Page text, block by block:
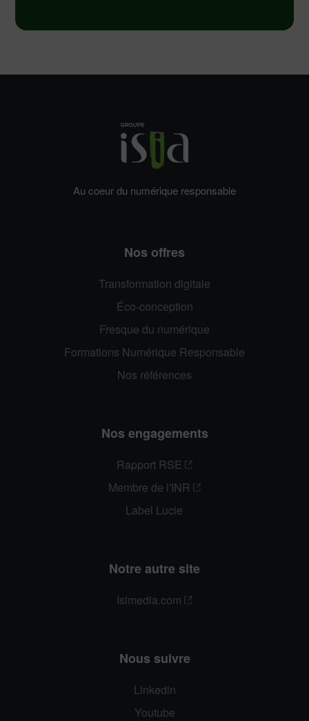
Au coeur du numérique responsable
Nos offres
Transformation digitale
Éco-conception
Fresque du numérique
Formations Numérique Responsable
Nos références
Nos engagements
Rapport RSE
Membre de l'INR
Label Lucie
Notre autre site
Isimedia.com
Nous suivre
Linkedin
Youtube